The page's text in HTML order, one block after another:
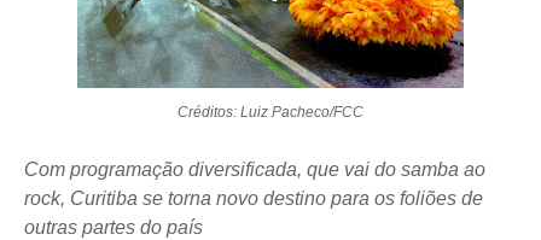
Créditos: Luiz Pacheco/FCC
Com programação diversificada, que vai do samba ao
rock, Curitiba se torna novo destino para os foliões de
outras partes do país